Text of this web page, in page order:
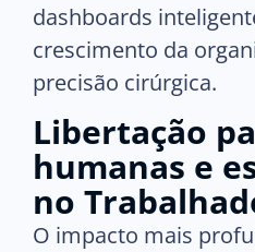
dashboards
crescimento da
precisão cirúrgica.
Libertação
humanas e
no
O impacto mais